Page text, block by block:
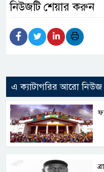
নিউজটি শেয়ার করুন
এ ক্যাটাগরির আরো নিউজ